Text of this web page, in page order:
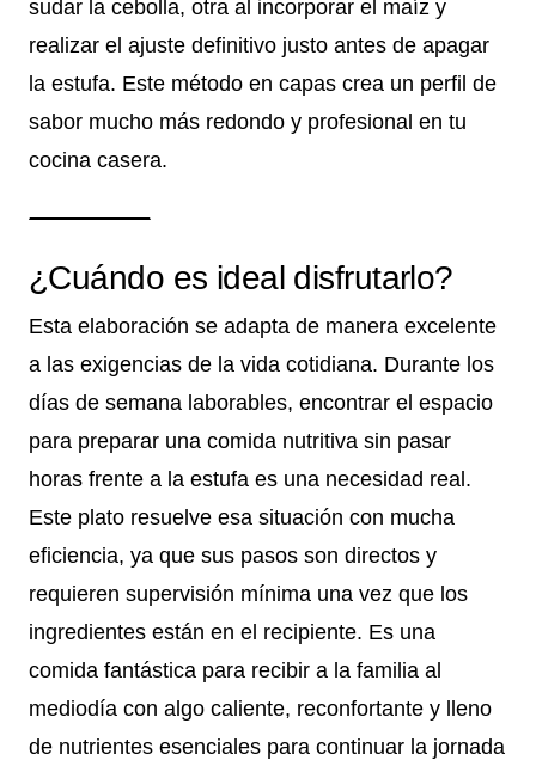
sudar la cebolla, otra al incorporar el maíz y
realizar el ajuste definitivo justo antes de apagar
la estufa. Este método en capas crea un perfil de
sabor mucho más redondo y profesional en tu
cocina casera.
¿Cuándo es ideal disfrutarlo?
Esta elaboración se adapta de manera excelente
a las exigencias de la vida cotidiana. Durante los
días de semana laborables, encontrar el espacio
para preparar una comida nutritiva sin pasar
horas frente a la estufa es una necesidad real.
Este plato resuelve esa situación con mucha
eficiencia, ya que sus pasos son directos y
requieren supervisión mínima una vez que los
ingredientes están en el recipiente. Es una
comida fantástica para recibir a la familia al
mediodía con algo caliente, reconfortante y lleno
de nutrientes esenciales para continuar la jornada